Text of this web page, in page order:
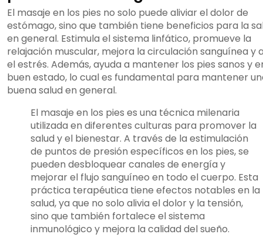
El masaje en los pies no solo puede aliviar el dolor de
estómago, sino que también tiene beneficios para la
en general. Estimula el sistema linfático, promueve la
relajación muscular, mejora la circulación sanguínea y
el estrés. Además, ayuda a mantener los pies sanos y
buen estado, lo cual es fundamental para mantener
buena salud en general.
El masaje en los pies es una técnica milenaria
utilizada en diferentes culturas para promover la
salud y el bienestar. A través de la estimulación
de puntos de presión específicos en los pies, se
pueden desbloquear canales de energía y
mejorar el flujo sanguíneo en todo el cuerpo. Esta
práctica terapéutica tiene efectos notables en la
salud, ya que no solo alivia el dolor y la tensión,
sino que también fortalece el sistema
inmunológico y mejora la calidad del sueño.